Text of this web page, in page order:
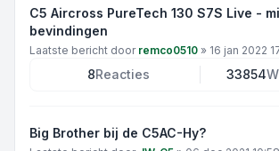
C5 Aircross PureTech 130 S7S Live -
bevindingen
Laatste bericht door remco0510 » 16 jan 2022
8Reacties 33854
Big Brother bij de C5AC-Hy?